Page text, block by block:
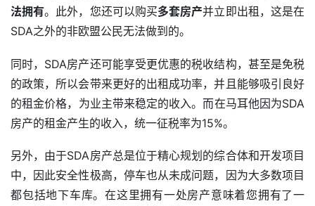
法拥有。此外，您还可以购买多套房产并立即出租，这是在
SDA之外的非欧盟公民无法做到的。
同时，SDA房产还可能享受更优惠的税收结构，甚至是免税
的政策，所以会带来更好的出租成功率，并且能够吸引良好
的租金价格，为业主带来稳定的收入。而在马耳他因为SDA
房产的租金产生的收入，统一征税率为15%。
另外，由于SDA房产总是位于精心规划的综合体和开发项目
中，因此安全性极高，停车也从未成问题，因为大多数项目
都包括地下车库。在这里拥有一处房产意味着您拥有了一